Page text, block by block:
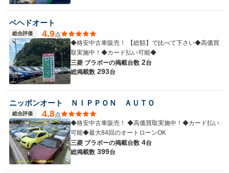
ベヘドオート
総合評価 4.9点
◆格安中古車販売！ 【総額】で比べて下さい◆高価買
取実施中！◆カード払い可能◆
三菱 ブラボーの掲載台数 2台
総掲載数 293台
ニッポンオート ＮＩＰＰＯＮ ＡＵＴＯ
総合評価 4.8点
◆格安中古車販売！ ◆高価買取実施中！◆カード払い
可能◆最大84回のオートローンOK
三菱 ブラボーの掲載台数 4台
総掲載数 399台